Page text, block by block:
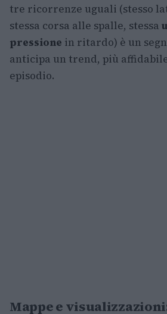
tre ricorrenze uguali (stesso
stessa corsa alle spalle, stessa
pressione in ritardo) è un
anticipa un trend, più
episodio.
Mappe e